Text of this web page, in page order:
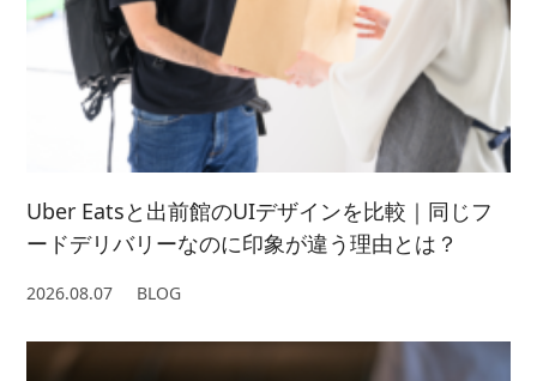
2022/ 1 (5)
2021/ 3 (2)
2021/ 2 (4)
Uber Eatsと出前館のUIデザインを比較｜同じフ
ードデリバリーなのに印象が違う理由とは？
2026.08.07 BLOG